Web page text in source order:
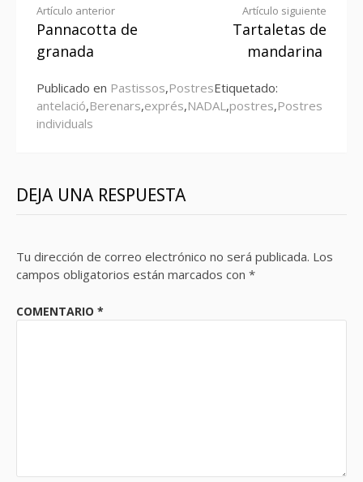
Seguir
leyendo
Artículo anterior
Pannacotta de
granada
Artículo siguiente
Tartaletas de
mandarina
Publicado en Pastissos,PostresEtiquetado:
antelació,Berenars,exprés,NADAL,postres,Postres
individuals
DEJA UNA RESPUESTA
Tu dirección de correo electrónico no será publicada. Los
campos obligatorios están marcados con *
COMENTARIO *